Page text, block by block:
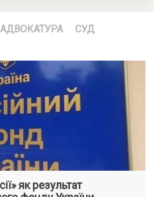
АДВОКАТУРА
СУД
як результат